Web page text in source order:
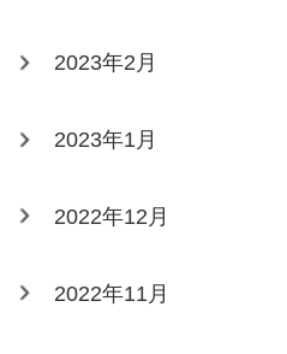
2023年2月
2023年1月
2022年12月
2022年11月